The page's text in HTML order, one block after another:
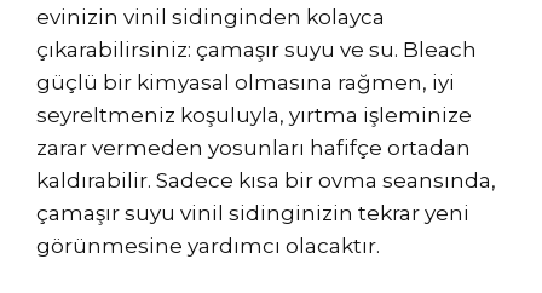
evinizin vinil sidinginden kolayca
çıkarabilirsiniz: çamaşır suyu ve su. Bleach
güçlü bir kimyasal olmasına rağmen, iyi
seyreltmeniz koşuluyla, yırtma işleminize
zarar vermeden yosunları hafifçe ortadan
kaldırabilir. Sadece kısa bir ovma seansında,
çamaşır suyu vinil sidinginizin tekrar yeni
görünmesine yardımcı olacaktır.